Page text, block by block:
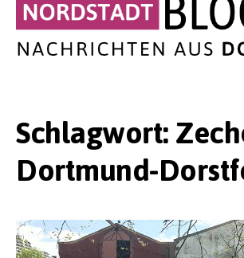
Schlagwort:
Dortmund-